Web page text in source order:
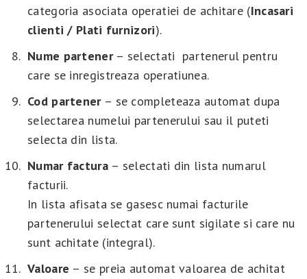
categoria asociata operatiei de achitare (Incasari
clienti / Plati furnizori).
Nume partener– selectati partenerul pentru
care se inregistreaza operatiunea.
Cod partener– se completeaza automat dupa
selectarea numelui partenerului sau il puteti
selecta din lista.
Numar factura– selectati din lista numarul
facturii.
In lista afisata se gasesc numai facturile
partenerului selectat care sunt sigilate si care nu
sunt achitate (integral).
Valoare – se preia automat valoarea de achitat